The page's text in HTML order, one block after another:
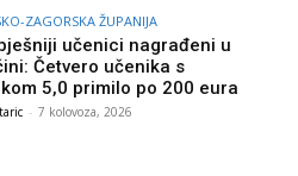
ZAGORSKA ŽUPANIJA
učenici nagrađeni u
Četvero učenika s
5,0 primilo po 200 eura
- 7 kolovoza, 2026